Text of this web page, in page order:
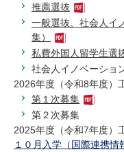
推薦選抜
一般選抜、社会人イ
集）
私費外国人留学生選
社会人イノベーショ
2026年度（令和8年度）
第１次募集
第２次募集
2025年度（令和7年度）
１０月入学（国際連携